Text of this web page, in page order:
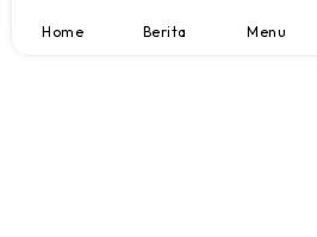
Home Berita Menu